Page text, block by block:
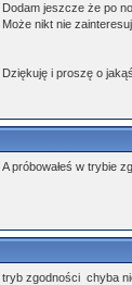
Dodam jeszcze że po
Może nikt nie
Dziękuję i proszę o
A próbowałeś w trybie
tryb zgodności chyba